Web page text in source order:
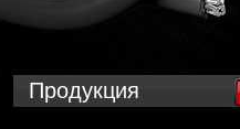
Продукция